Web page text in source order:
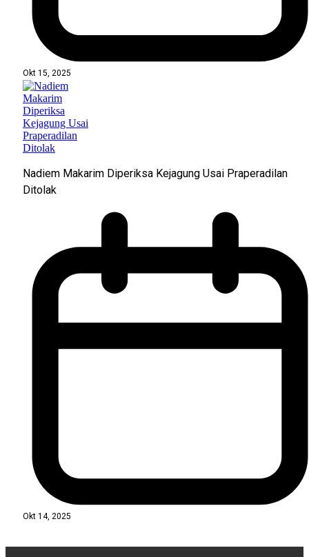
Okt 15, 2025
Nadiem Makarim Diperiksa Kejagung Usai Praperadilan
Ditolak
Okt 14, 2025